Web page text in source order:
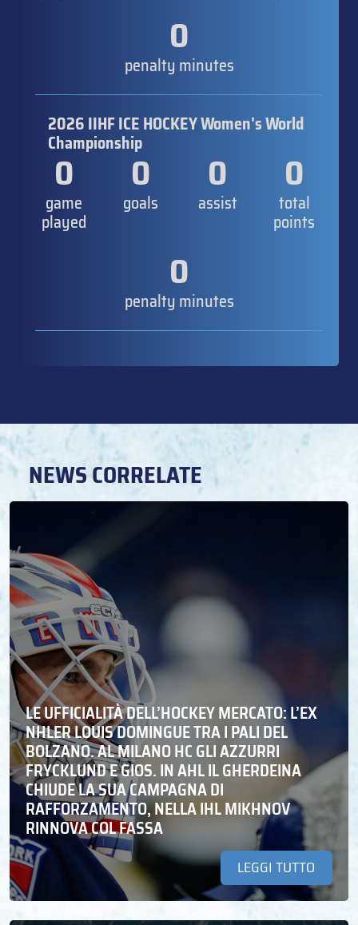
0
penalty minutes
2026 IIHF ICE HOCKEY Women's World
Championship
0
game
played
0
goals
0
assist
0
total
points
0
penalty minutes
NEWS CORRELATE
LE UFFICIALITÀ DELL’HOCKEY MERCATO: L’EX
NHLER LOUIS DOMINGUE TRA I PALI DEL
BOLZANO. AL MILANO HC GLI AZZURRI
FRYCKLUND E GIOS. IN AHL IL GHERDEINA
CHIUDE LA SUA CAMPAGNA DI
RAFFORZAMENTO, NELLA IHL MIKHNOV
RINNOVA COL FASSA
LEGGI TUTTO